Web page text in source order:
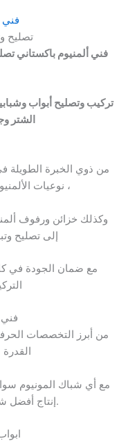
فني
تصليح
فني ألمنيوم باكستاني
تركيب وتصليح أبواب
الشتر
من ذوي الخبرة الطويلة
نوعيات الألمنيوم وبطراز حديث حسب رغبتك ،
وكذلك خزائن ورفوف
إلى تصليح
مع ضمان الجودة في
فني
من أبرز التخصصات
مع أي شباك المونيوم
إنتاج أفضل شبابيك المونيوم في الكويت.